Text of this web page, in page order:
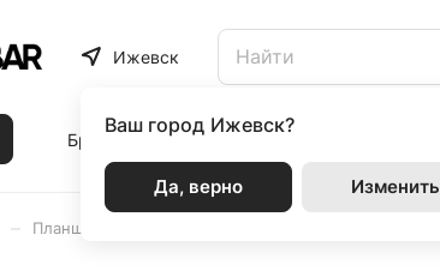
Ижевск
Ваш город Ижевск?
Да, верно Изменить
Бренды Статьи Акции
Планшеты и ПК